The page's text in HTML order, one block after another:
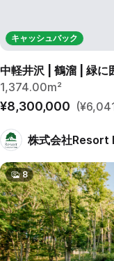
キャッシュバック
中軽井沢 | 鶴溜 | 緑に
1,374.00m²
¥8,300,000
株式会社
8